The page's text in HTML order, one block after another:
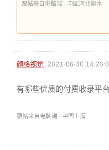
跟帖来自电脑端 · 中国河北衡水
颜格视觉 2021-06-30
有哪些优质的付费收录平
跟帖来自电脑端 · 中国上海